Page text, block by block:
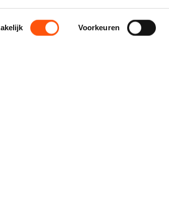
Voorkeuren
Hoogwoud
Opmeer,
Bestelbus / busje